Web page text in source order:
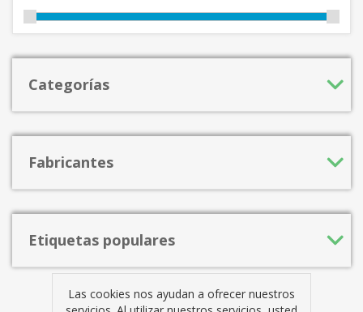
Categorías
Fabricantes
Etiquetas populares
Las cookies nos ayudan a ofrecer nuestros